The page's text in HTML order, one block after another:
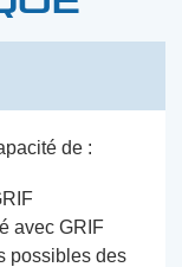
de :
avec GRIF
possibles des